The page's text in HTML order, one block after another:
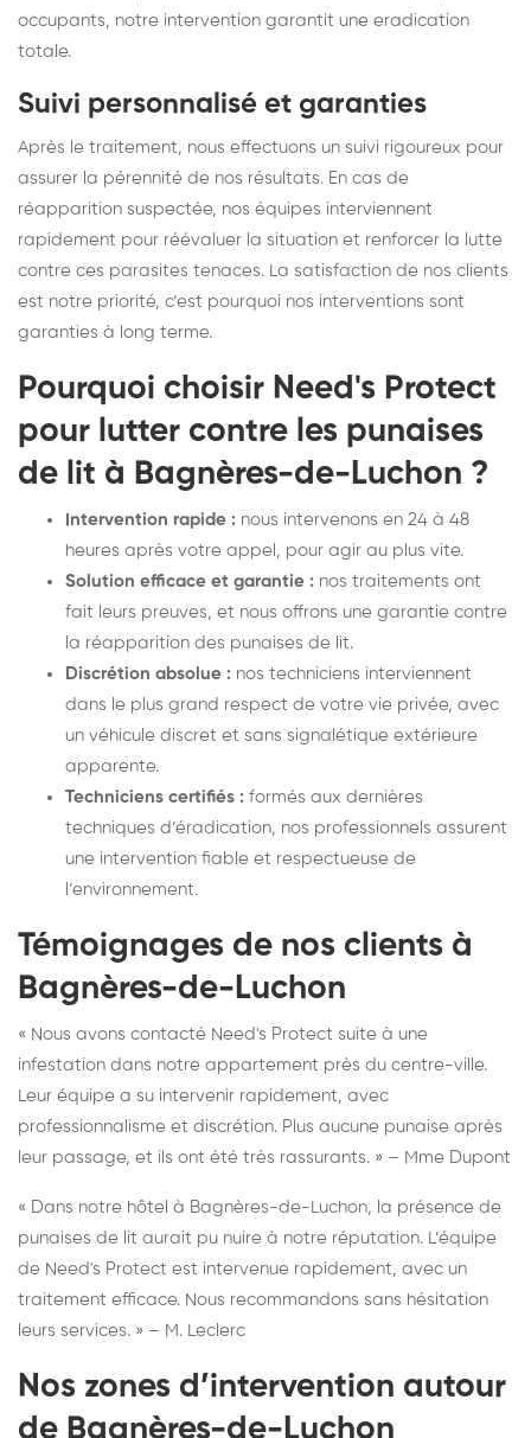
occupants, notre intervention garantit une eradication
totale.
Suivi personnalisé et garanties
Après le traitement, nous effectuons un suivi rigoureux pour
assurer la pérennité de nos résultats. En cas de
réapparition suspectée, nos équipes interviennent
rapidement pour réévaluer la situation et renforcer la lutte
contre ces parasites tenaces. La satisfaction de nos clients
est notre priorité, c’est pourquoi nos interventions sont
garanties à long terme.
Pourquoi choisir Need's Protect
pour lutter contre les punaises
de lit à Bagnères-de-Luchon ?
Intervention rapide : nous intervenons en 24 à 48
heures après votre appel, pour agir au plus vite.
Solution efficace et garantie : nos traitements ont
fait leurs preuves, et nous offrons une garantie contre
la réapparition des punaises de lit.
Discrétion absolue : nos techniciens interviennent
dans le plus grand respect de votre vie privée, avec
un véhicule discret et sans signalétique extérieure
apparente.
Techniciens certifiés : formés aux dernières
techniques d’éradication, nos professionnels assurent
une intervention fiable et respectueuse de
l’environnement.
Témoignages de nos clients à
Bagnères-de-Luchon
« Nous avons contacté Need's Protect suite à une
infestation dans notre appartement près du centre-ville.
Leur équipe a su intervenir rapidement, avec
professionnalisme et discrétion. Plus aucune punaise après
leur passage, et ils ont été très rassurants. » – Mme Dupont
« Dans notre hôtel à Bagnères-de-Luchon, la présence de
punaises de lit aurait pu nuire à notre réputation. L’équipe
de Need's Protect est intervenue rapidement, avec un
traitement efficace. Nous recommandons sans hésitation
leurs services. » – M. Leclerc
Nos zones d’intervention autour
de Bagnères-de-Luchon